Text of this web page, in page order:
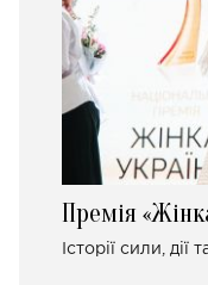
Премія
Історії сили,